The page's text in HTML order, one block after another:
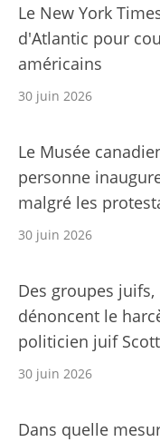
Le New York
d'Atlantic pour
américains
30 juin 2026
Le Musée
personne
malgré les
30 juin 2026
Des groupes juifs,
dénoncent le
politicien juif
30 juin 2026
Dans quelle